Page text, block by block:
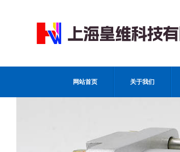
网站首页 关于我们